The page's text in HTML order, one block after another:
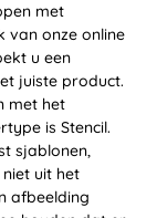
met
van onze online
u een
juiste product.
met het
is Stencil.
sjablonen,
uit het
afbeelding